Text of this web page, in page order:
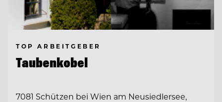
TOP ARBEITGEBER
Taubenkobel
7081 Schützen bei Wien am Neusiedlersee,